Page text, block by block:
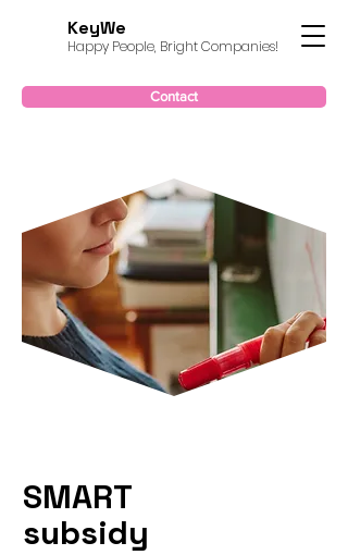
KeyWe
Happy People, Bright Companies!
Contact
SMART
subsidy